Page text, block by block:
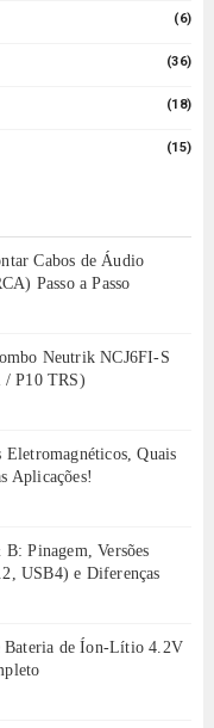
(6)
(36)
(18)
(15)
Cabos de Áudio
Passo a Passo
Neutrik NCJ6FI-S
/ P10 TRS)
Eletromagnéticos, Quais
Aplicações!
Pinagem, Versões
USB4) e Diferenças
Bateria de Íon-Lítio 4.2V